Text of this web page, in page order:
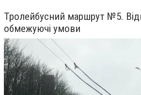
Тролейбусний маршрут №5.
обмежуючі умови